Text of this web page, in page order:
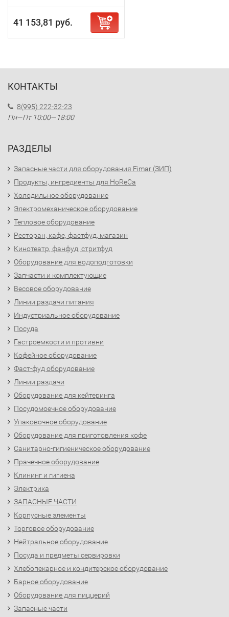
41 153,81 руб.
КОНТАКТЫ
8(995) 222-32-23
Пн—Пт 10:00—18:00
РАЗДЕЛЫ
Запасные части для оборудования Fimar (ЗИП)
Продукты, ингредиенты для HoReCa
Холодильное оборудование
Электромеханическое оборудование
Тепловое оборудование
Ресторан, кафе, фастфуд, магазин
Кинотеатр, фанфуд, стритфуд
Оборудование для водоподготовки
Запчасти и комплектующие
Весовое оборудование
Линии раздачи питания
Индустриальное оборудование
Посуда
Гастроемкости и противни
Кофейное оборудование
Фаст-фуд оборудование
Линии раздачи
Оборудование для кейтеринга
Посудомоечное оборудование
Упаковочное оборудование
Оборудование для приготовления кофе
Санитарно-гигиеническое оборудование
Прачечное оборудование
Клининг и гигиена
Электрика
ЗАПАСНЫЕ ЧАСТИ
Корпусные элементы
Торговое оборудование
Нейтральное оборудование
Посуда и предметы сервировки
Хлебопекарное и кондитерское оборудование
Барное оборудование
Оборудование для пиццерий
Запасные части